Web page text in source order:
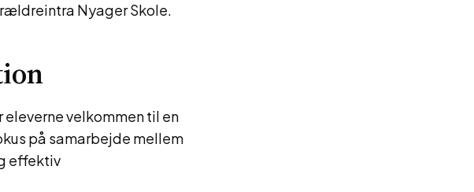
Nyager Skole.
velkommen til en
på samarbejde mellem
effektiv